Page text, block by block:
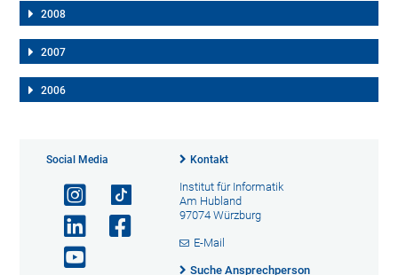
2008
2007
2006
Social Media Kontakt
Institut für Informatik
Am Hubland
97074 Würzburg
E-Mail
Suche Ansprechperson